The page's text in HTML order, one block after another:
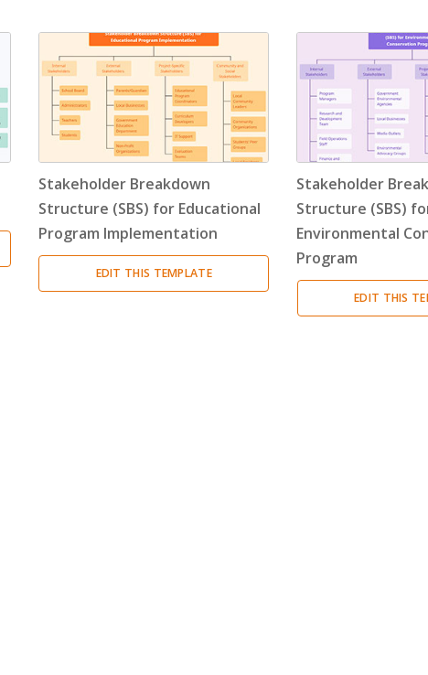
(11)
Chart (10)
Map (3)
Management
Structure (3)
Breakdown Structure (3)
Stakeholder Breakdown
Structure (SBS) for Educational
Program Implementation
EDIT THIS TEMPLATE
Stakeholder
Structure (SBS)
Environmental
Program
EDIT THIS